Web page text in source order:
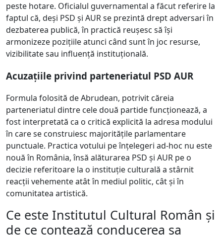
peste hotare. Oficialul guvernamental a făcut referire la
faptul că, deși PSD și AUR se prezintă drept adversari în
dezbaterea publică, în practică reușesc să își
armonizeze pozițiile atunci când sunt în joc resurse,
vizibilitate sau influență instituțională.
Acuzațiile privind parteneriatul PSD AUR
Formula folosită de Abrudean, potrivit căreia
parteneriatul dintre cele două partide funcționează, a
fost interpretată ca o critică explicită la adresa modului
în care se construiesc majoritățile parlamentare
punctuale. Practica votului pe înțelegeri ad-hoc nu este
nouă în România, însă alăturarea PSD și AUR pe o
decizie referitoare la o instituție culturală a stârnit
reacții vehemente atât în mediul politic, cât și în
comunitatea artistică.
Ce este Institutul Cultural Român și
de ce contează conducerea sa